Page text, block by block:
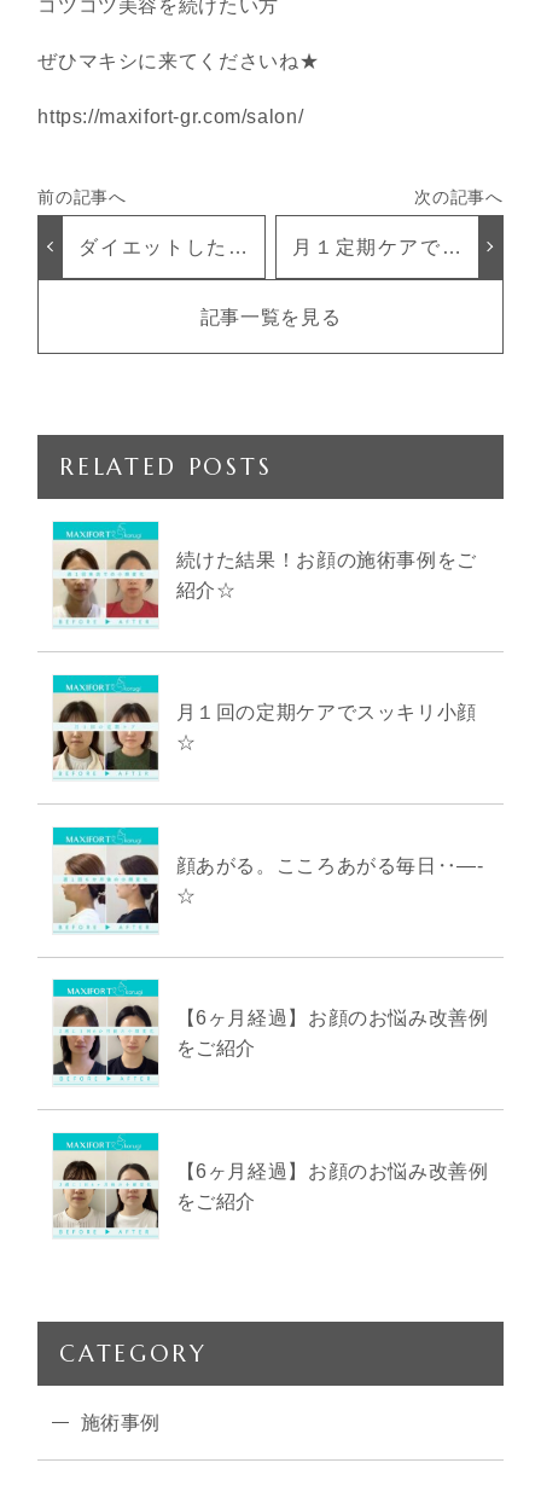
コツコツ美容を続けたい方
ぜひマキシに来てくださいね★
https://maxifort-gr.com/salon/
ダイエットしたの
に。。顔だけ丸い
のどおして？？
月１定期ケアでス
ッキリ顔☆
記事一覧を見る
RELATED POSTS
続けた結果！お顔の施術事例をご
紹介☆
月１回の定期ケアでスッキリ小顔
☆
顔あがる。こころあがる毎日‥―-
☆
【6ヶ月経過】お顔のお悩み改善例
をご紹介
【6ヶ月経過】お顔のお悩み改善例
をご紹介
CATEGORY
施術事例